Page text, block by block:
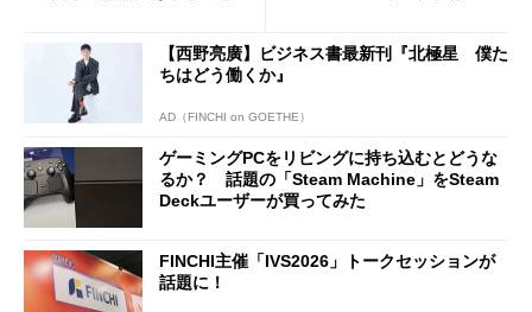
た
【西野亮廣】ビジネス書最新刊『北極星 僕た
ちはどう働くか』
AD（FINCHI on GOETHE）
ゲーミングPCをリビングに持ち込むとどうな
るか？ 話題の「Steam Machine」をSteam
Deckユーザーが買ってみた
FINCHI主催「IVS2026」トークセッションが
話題に！